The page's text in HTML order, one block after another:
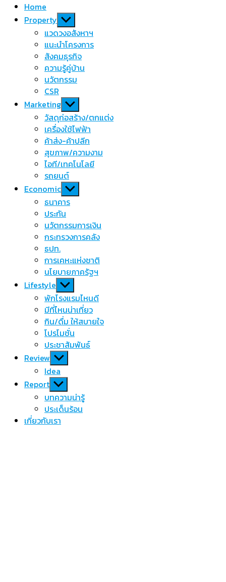
Home
Property Show
sub
menu
แวดวงอสังหาฯ
แนะนำโครงการ
สังคมธุรกิจ
ความรู้คู่บ้าน
นวัตกรรม
CSR
Marketing Show
sub
menu
วัสดุก่อสร้าง/ตกแต่ง
เครื่องใช้ไฟฟ้า
ค้าส่ง-ค้าปลีก
สุขภาพ/ความงาม
ไอที/เทคโนโลยี
รถยนต์
Economic Show
sub
menu
ธนาคาร
ประกัน
นวัตกรรมการเงิน
กระทรวงการคลัง
ธปท.
การเคหะแห่งชาติ
นโยบายภาครัฐฯ
Lifestyle Show
sub
menu
พักโรงแรมไหนดี
มีที่ไหนน่าเที่ยว
กิน/ดื่ม ให้สบายใจ
โปรโมชั่น
ประชาสัมพันธ์
Review Show
sub
menu
Idea
Report Show
sub
menu
บทความน่ารู้
ประเด็นร้อน
เกี่ยวกับเรา